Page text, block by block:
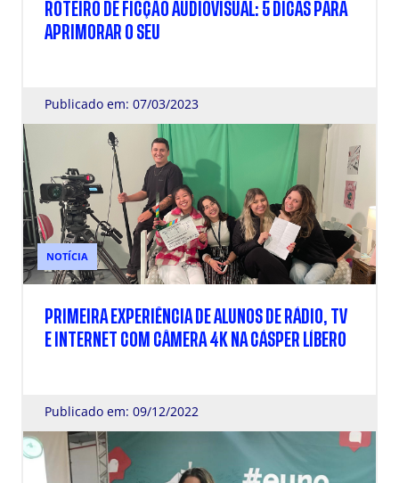
ROTEIRO DE FICÇÃO AUDIOVISUAL: 5 DICAS PARA
APRIMORAR O SEU
Publicado em: 07/03/2023
NOTÍCIA
PRIMEIRA EXPERIÊNCIA DE ALUNOS DE RÁDIO, TV
E INTERNET COM CÂMERA 4K NA CÁSPER LÍBERO
Publicado em: 09/12/2022